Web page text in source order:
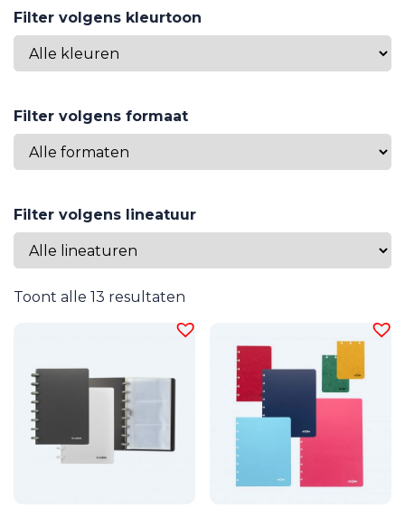
Filter volgens kleurtoon
Filter volgens formaat
Filter volgens lineatuur
Toont alle 13 resultaten